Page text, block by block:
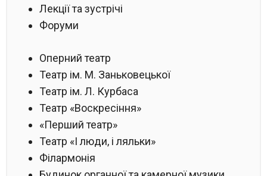
Лекції та зустрічі
Форуми
Оперний театр
Театр ім. М. Заньковецької
Театр ім. Л. Курбаса
Театр «Воскресіння»
«Перший театр»
Театр «І люди, і ляльки»
Філармонія